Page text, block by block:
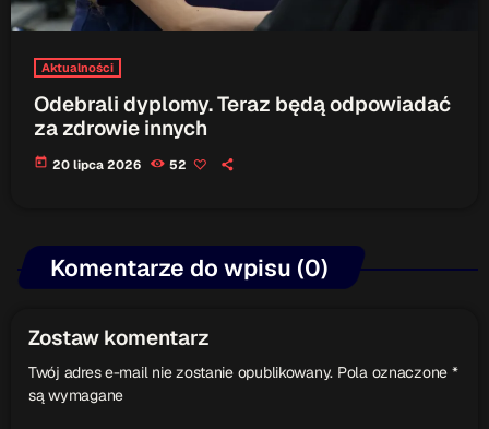
Aktualności
Odebrali dyplomy. Teraz będą odpowiadać
za zdrowie innych
today 20 lipca 2026 52
Komentarze do wpisu (0)
Zostaw komentarz
Twój adres e-mail nie zostanie opublikowany. Pola oznaczone *
są wymagane